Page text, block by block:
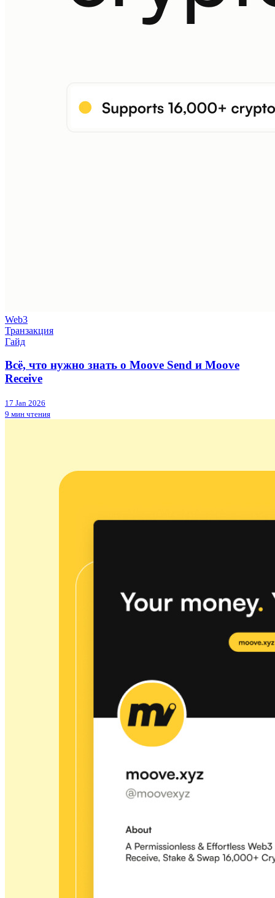
Web3
Транзакция
Гайд
Всё, что нужно знать о Moove Send и Moove
Receive
17 Jan 2026
9 мин чтения